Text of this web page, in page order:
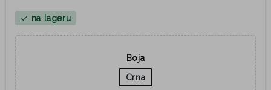
check na lageru
Boja
Crna